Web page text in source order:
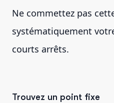
Ne commettez pas
systématiquement
courts arrêts.
Trouvez un point fixe